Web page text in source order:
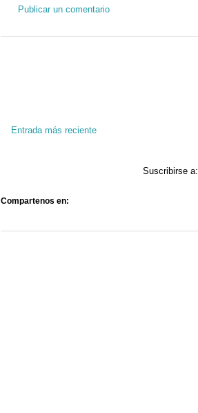
Publicar un comentario
Entrada más reciente
Suscribirse a:
Compartenos en: